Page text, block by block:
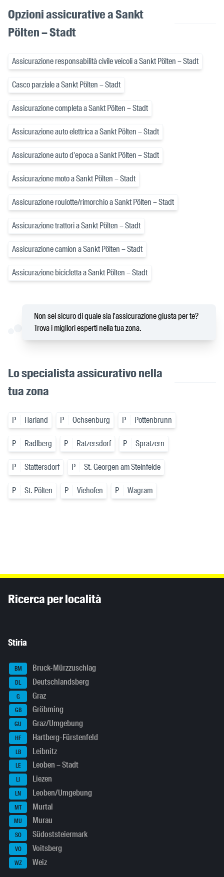
Opzioni assicurative a Sankt
Pölten – Stadt
Assicurazione responsabilità civile veicoli a Sankt Pölten – Stadt
Casco parziale a Sankt Pölten – Stadt
Assicurazione completa a Sankt Pölten – Stadt
Assicurazione auto elettrica a Sankt Pölten – Stadt
Assicurazione auto d'epoca a Sankt Pölten – Stadt
Assicurazione moto a Sankt Pölten – Stadt
Assicurazione roulotte/rimorchio a Sankt Pölten – Stadt
Assicurazione trattori a Sankt Pölten – Stadt
Assicurazione camion a Sankt Pölten – Stadt
Assicurazione bicicletta a Sankt Pölten – Stadt
Non sei sicuro di quale sia l'assicurazione giusta per te?
Trova i migliori esperti nella tua zona.
Lo specialista assicurativo nella
tua zona
P Harland P Ochsenburg P Pottenbrunn
P Radlberg P Ratzersdorf P Spratzern
P Stattersdorf P St. Georgen am Steinfelde
P St. Pölten P Viehofen P Wagram
Ricerca per località
Stiria
BM Bruck-Mürzzuschlag
DL Deutschlandsberg
G Graz
GB Gröbming
GU Graz/Umgebung
HF Hartberg-Fürstenfeld
LB Leibnitz
LE Leoben – Stadt
LI Liezen
LN Leoben/Umgebung
MT Murtal
MU Murau
SO Südoststeiermark
VO Voitsberg
WZ Weiz